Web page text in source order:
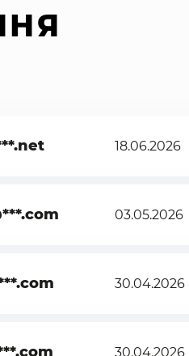
18.06.2026
03.05.2026
30.04.2026
30.04.2026